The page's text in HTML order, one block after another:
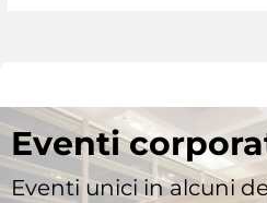
Eventi
Eventi unici in alcuni